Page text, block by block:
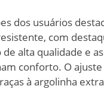
dos usuários
com
alta qualidade e
conforto. O
à argolinha